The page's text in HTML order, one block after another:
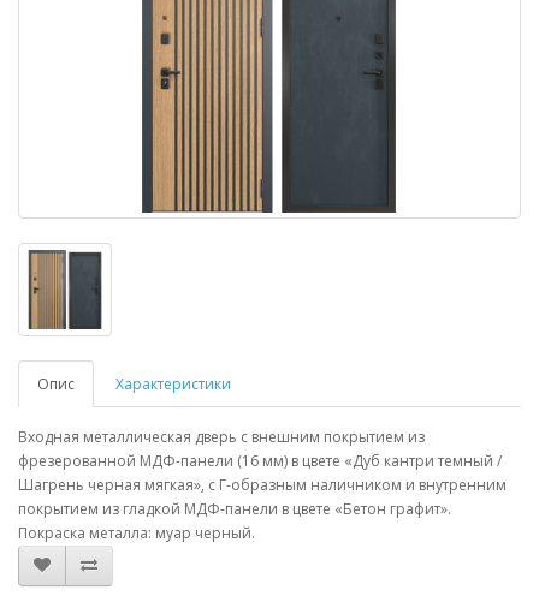
Опис Характеристики
Входная металлическая дверь с внешним покрытием из
фрезерованной МДФ-панели (16 мм) в цвете «Дуб кантри темный /
Шагрень черная мягкая», с Г-образным наличником и внутренним
покрытием из гладкой МДФ-панели в цвете «Бетон графит».
Покраска металла: муар черный.